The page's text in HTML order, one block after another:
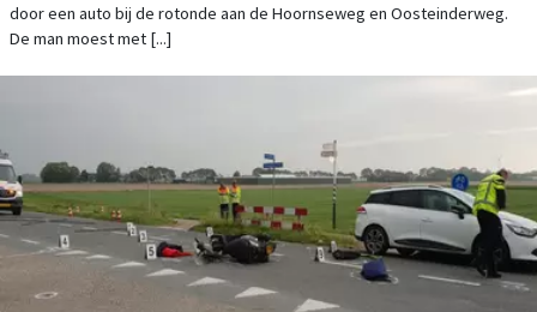
door een auto bij de rotonde aan de Hoornseweg en Oosteinderweg.
De man moest met [...]